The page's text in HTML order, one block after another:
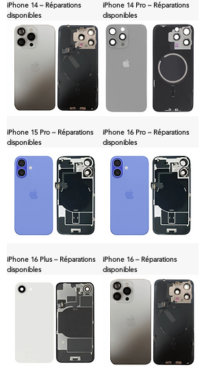
iPhone 14 – Réparations
disponibles
iPhone 14 Pro – Réparations
disponibles
iPhone 15 Pro – Réparations
disponibles
iPhone 16 Pro – Réparations
disponibles
iPhone 16 Plus – Réparations
disponibles
iPhone 16 – Réparations
disponibles